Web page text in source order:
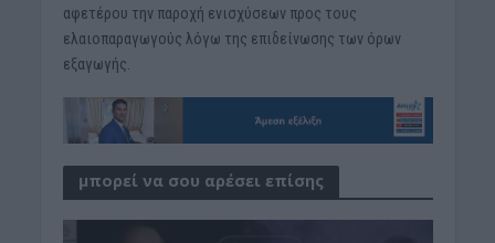
αφετέρου την παροχή ενισχύσεων προς τους
ελαιοπαραγωγούς λόγω της επιδείνωσης των όρων
εξαγωγής.
μπορεί να σου αρέσει επίσης